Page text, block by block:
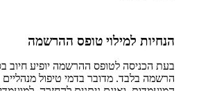
הנחיות למילוי טופס ההרשמה
הרשמה בלבד. מדובר בדמי טיפול